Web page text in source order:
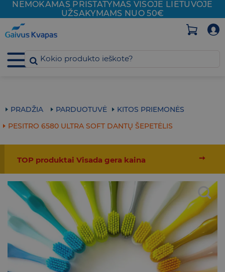
Skip
to
content
NEMOKAMAS PRISTATYMAS VISOJE LIETUVOJE
UŽSAKYMAMS NUO 50€
PRADŽIA PARDUOTUVĖ
KITOS PRIEMONĖS
PESITRO 6580 ULTRA SOFT DANTŲ ŠEPETĖLIS
➙
TOP produktai Visada gera kaina